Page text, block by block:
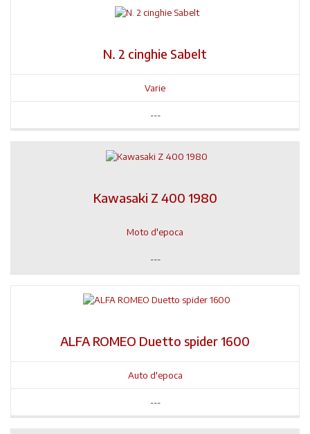
N. 2 cinghie Sabelt
Varie
---
Kawasaki Z 400 1980
Moto d'epoca
---
ALFA ROMEO Duetto spider 1600
Auto d'epoca
---